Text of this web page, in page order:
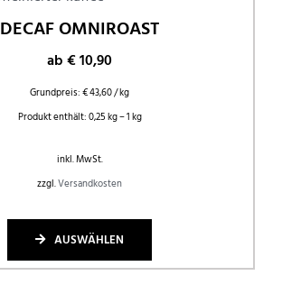
DECAF OMNIROAST
ab€10,90
Grundpreis:€43,60/kg
Produkt enthält: 0,25kg– 1kg
inkl. MwSt.
zzgl.Versandkosten
AUSWÄHLEN